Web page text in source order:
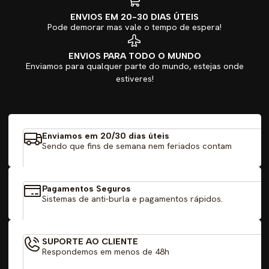
técnicos que garantem respirabilidade e conforto, mantendo
a temperatura corporal ideal durante a prática de atividade
- **Design atrativo:** Com as cores tradicionais do clube,
esta camisola apresenta-se com um corte contemporâneo
- **Logotipo oficial:** O emblema do Benfica está em
destaque, simbolizando a paixão e o orgulho de ser
benfiquista.
- **Conforto em movimento:** Concebida para permitir total
liberdade de movimentos, esta camisola é perfeita para
treinos intensos ou para um look casual.
**Informação adicional:**
ENVIOS EM 20-30 DIAS ÚTEIS
Pode demorar mas vale o tempo de espera!
ENVIOS PARA TODO O MUNDO
Enviamos para qualquer parte do mundo, estejas onde
estiveres!
Enviamos em 20/30 dias úteis
Sendo que fins de semana nem feriados contam
Pagamentos Seguros
Sistemas de anti-burla e pagamentos rápidos.
SUPORTE AO CLIENTE
Respondemos em menos de 48h